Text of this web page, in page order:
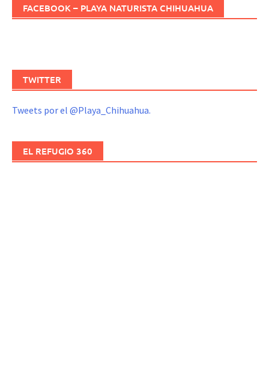
FACEBOOK – PLAYA NATURISTA CHIHUAHUA
TWITTER
Tweets por el @Playa_Chihuahua.
EL REFUGIO 360